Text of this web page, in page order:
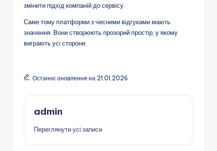
змінити підхід компаній до сервісу.
Саме тому платформи з чесними відгуками мають
значення. Вони створюють прозорий простір, у якому
виграють усі сторони.
Останнє оновлення на 21.01.2026
admin
Переглянути усі записи